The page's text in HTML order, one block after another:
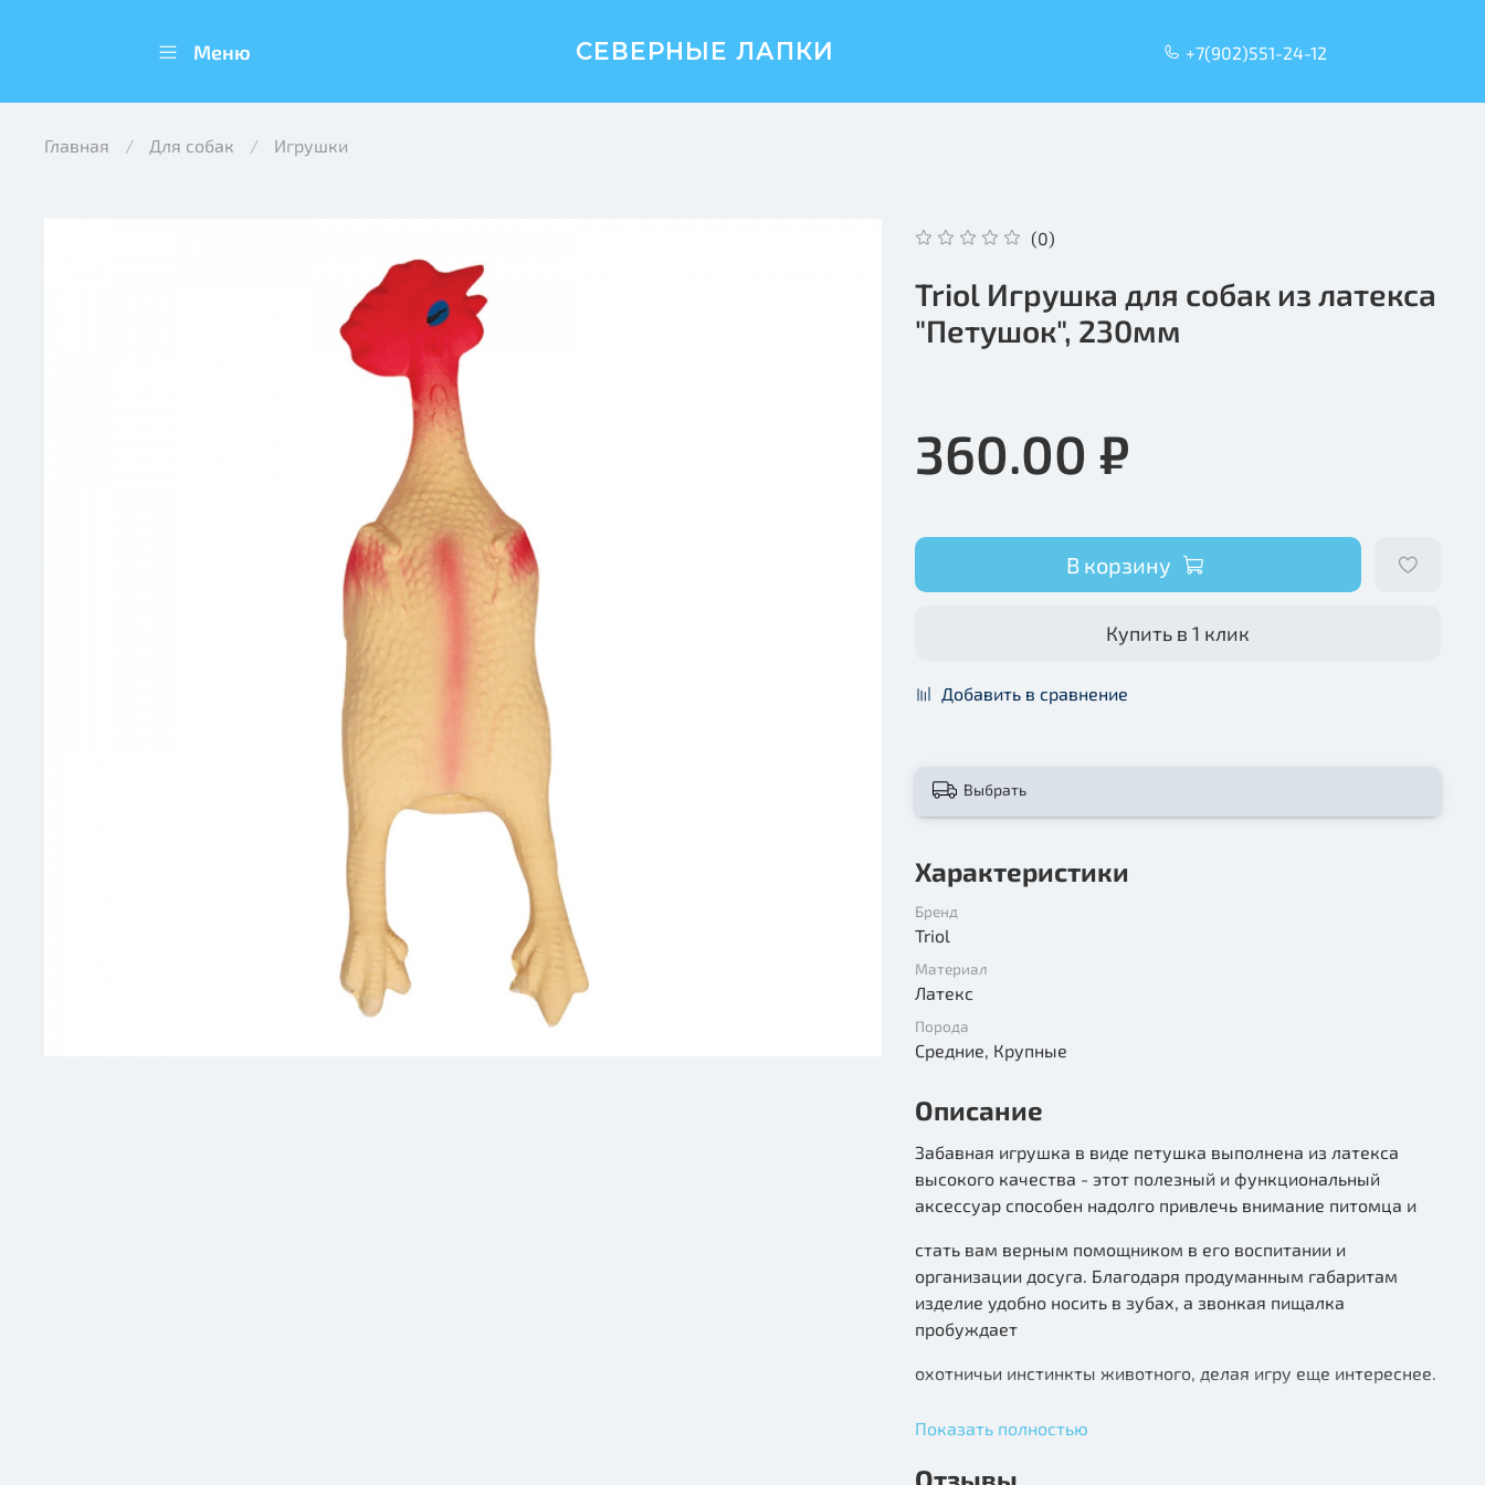
Меню СЕВЕРНЫЕ ЛАПКИ +7(902)551-24-12
Главная Для собак Игрушки
(0)
Triol Игрушка для собак из латекса
"Петушок", 230мм
360.00 ₽
В корзину
Купить в 1 клик
Добавить в сравнение
Выбрать
Характеристики
Бренд
Triol
Материал
Латекс
Порода
Средние, Крупные
Описание
Забавная игрушка в виде петушка выполнена из латекса
высокого качества - этот полезный и функциональный
аксессуар способен надолго привлечь внимание питомца и
стать вам верным помощником в его воспитании и
организации досуга. Благодаря продуманным габаритам
изделие удобно носить в зубах, а звонкая пищалка
пробуждает
охотничьи инстинкты животного, делая игру еще интереснее.
Показать полностью